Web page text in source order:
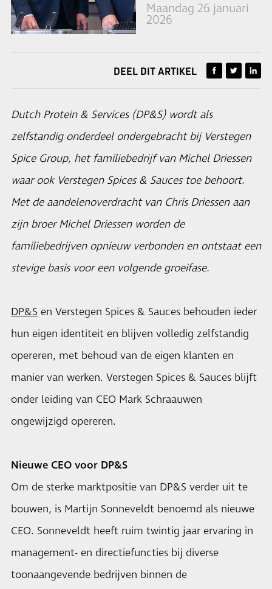
Maandag 26 januari
2026
DEEL DIT ARTIKEL
Dutch Protein & Services (DP&S) wordt als
zelfstandig onderdeel ondergebracht bij Verstegen
Spice Group, het familiebedrijf van Michel Driessen
waar ook Verstegen Spices & Sauces toe behoort.
Met de aandelenoverdracht van Chris Driessen aan
zijn broer Michel Driessen worden de
familiebedrijven opnieuw verbonden en ontstaat een
stevige basis voor een volgende groeifase.
DP&S en Verstegen Spices & Sauces behouden ieder
hun eigen identiteit en blijven volledig zelfstandig
opereren, met behoud van de eigen klanten en
manier van werken. Verstegen Spices & Sauces blijft
onder leiding van CEO Mark Schraauwen
ongewijzigd opereren.
Nieuwe CEO voor DP&S
Om de sterke marktpositie van DP&S verder uit te
bouwen, is Martijn Sonneveldt benoemd als nieuwe
CEO. Sonneveldt heeft ruim twintig jaar ervaring in
management- en directiefuncties bij diverse
toonaangevende bedrijven binnen de